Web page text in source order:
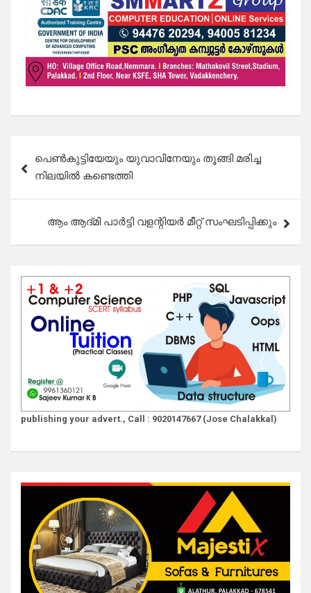
navigation
പെൺകുട്ടിയേയും യുവാവിനേയും തൂങ്ങി മരിച്ച
നിലയിൽ കണ്ടെത്തി
ആം ആദ്മി പാർട്ടി വളന്റിയർ മീറ്റ് സംഘടിപ്പിക്കും
publishing your advert., Call : 9020147667 (Jose Chalakkal)